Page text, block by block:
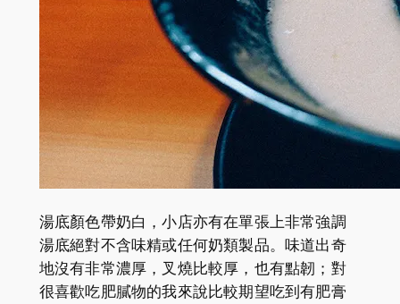
湯底顏色帶奶白，小店亦有在單張上非常強調
湯底絕對不含味精或任何奶類製品。味道出奇
地沒有非常濃厚，叉燒比較厚，也有點韌；對
很喜歡吃肥膩物的我來說比較期望吃到有肥膏